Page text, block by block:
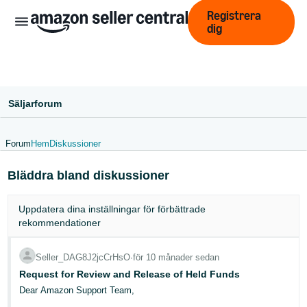
文
CN
English
- GB
Swedish
Registrera
dig
Säljarforum
Forum Hem Diskussioner
Bläddra bland diskussioner
Uppdatera dina inställningarför förbättrade
rekommendationer
Seller_DAG8J2jcCrHsO∙för 10 månader sedan
Request for Review and Release of Held Funds
Dear Amazon Support Team,